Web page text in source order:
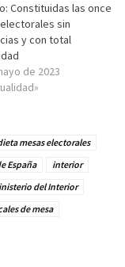
Constituidas las once
sin
y con total
de 2023
mesas electorales
España
interior
del Interior
de mesa